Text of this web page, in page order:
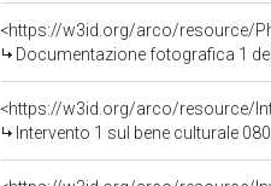
<https://w3id.org/arco/resource/
Documentazione fotografica 1
<https://w3id.org/arco/resource/
Intervento 1 sul bene culturale